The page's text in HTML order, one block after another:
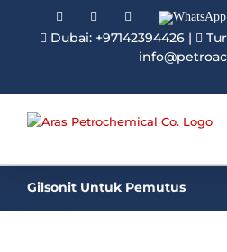
FacebookLinkedinInstagramWhatsApp
Dubai: +97142394426|
Gilsonit Untuk Pemutus